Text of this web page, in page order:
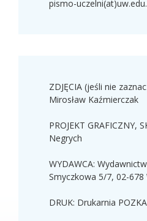
pismo-
ZDJĘCIA (jeśli nie
Mirosław Kaźmierczak
PROJEKT GRAFICZNY,
Negrych
WYDAWCA:
Smyczkowa 5/7, 02-678
DRUK: Drukarnia